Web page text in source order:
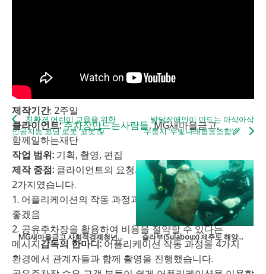
제작기간: 2주일
클라이언트:주차장만드는사람들, MG새마을금고,
함께일하는재단
작업 범위: 기획, 촬영, 편집
제작 중점: 클라이언트의 요청사항을 반영한 제작 중점은
2가지였습니다.
1. 어플리케이션의 작동 과정과 프로세스가 담겼으면
좋겠음
2. 공유주차장을 활용하여 비용을 절약할 수 있다는
메시지감독의 한마디:어플리케이션 작동 과정을 4가지
환경에서 관계자들과 함께 촬영을 진행했습니다.
친환경 어린이 교육을 위한
인공지능 코딩 로봇 ‘코봇’🌎
발달장애인이 만드는 아삭아삭
누룽지 ‘두빛나래협동조합’🌾
MG새마을금고 사회적경제청년캠프 현장 스케치 슬라부(Sulaboux) 제주도 해양쓰레기 수거 사업 브랜드 필름